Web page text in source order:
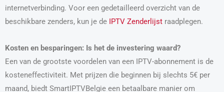
internetverbinding. Voor een gedetailleerd overzicht van de
beschikbare zenders, kun je de IPTV Zenderlijst raadplegen.
Kosten en besparingen: Is het de investering waard?
Een van de grootste voordelen van een IPTV-abonnement is de
kosteneffectiviteit. Met prijzen die beginnen bij slechts 5€ per
maand, biedt SmartIPTVBelgie een betaalbare manier om